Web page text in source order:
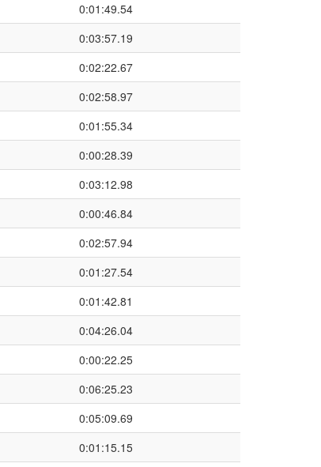
0:01:49.54
0:03:57.19
0:02:22.67
0:02:58.97
0:01:55.34
0:00:28.39
0:03:12.98
0:00:46.84
0:02:57.94
0:01:27.54
0:01:42.81
0:04:26.04
0:00:22.25
0:06:25.23
0:05:09.69
0:01:15.15